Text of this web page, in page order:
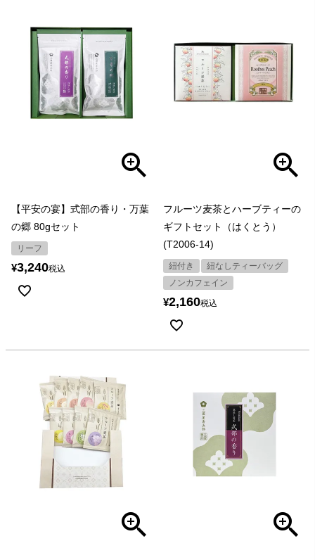
【平安の宴】式部の香り・万葉
の郷 80gセット
リーフ
¥3,240税込
フルーツ麦茶とハーブティーの
ギフトセット（はくとう）
(T2006-14)
紐付き
紐なしティーバッグ
ノンカフェイン
¥2,160税込